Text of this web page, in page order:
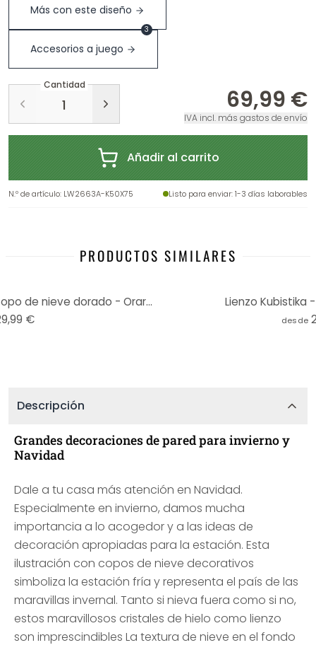
Más con este diseño
Accesorios a juego
3
Cantidad
69,99 €
IVA incl. más gastos de envío
Añadir al carrito
N.º de artículo: LW2663A-K50X75 Listo para enviar: 1-3 días laborables
PRODUCTOS SIMILARES
Póster de tela de Navidad - Copo de nieve dorado - Orara Studio
€
Lienzo
desde
Descripción
Grandes decoraciones de pared para invierno y
Navidad
Dale a tu casa más atención en Navidad.
Especialmente en invierno, damos mucha
importancia a lo acogedor y a las ideas de
decoración apropiadas para la estación. Esta
ilustración con copos de nieve decorativos
simboliza la estación fría y representa el país de las
maravillas invernal. Tanto si nieva fuera como si no,
estos maravillosos cristales de hielo como lienzo
son imprescindibles La textura de nieve en el fondo